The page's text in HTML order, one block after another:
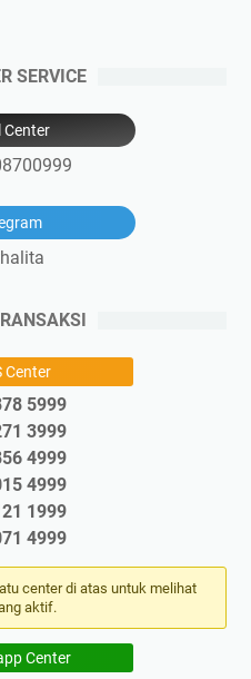
SERVICE
Center
5999
3999
4999
4999
1999
4999
center di atas untuk melihat
aktif.
Center